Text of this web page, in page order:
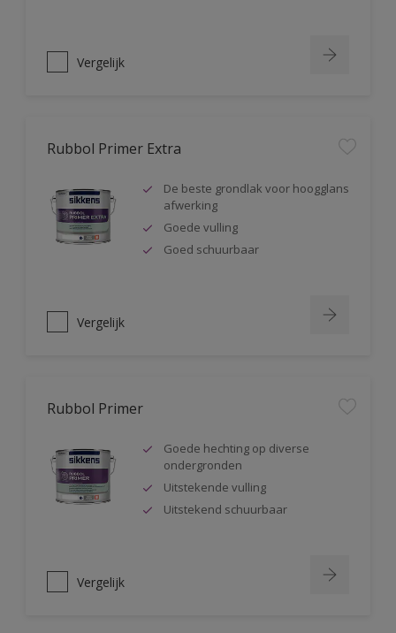
Vergelijk
Rubbol Primer Extra
De beste grondlak voor hoogglans
afwerking
Goede vulling
Goed schuurbaar
Vergelijk
Rubbol Primer
Goede hechting op diverse
ondergronden
Uitstekende vulling
Uitstekend schuurbaar
Vergelijk